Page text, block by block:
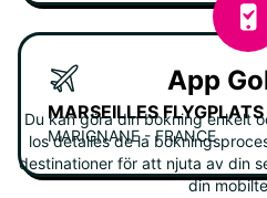
MARSEILLES FLYGPLATS
MARIGNANE - FRANCE
App
Du kan göra din bokning enkelt
los detalles de la
destinationer för att njuta av din
din